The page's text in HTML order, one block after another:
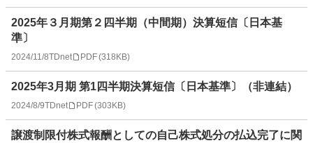
2025年３月期第２四半期（中間期）決算短信〔日本基
準〕
2024/11/8TDnet PDF(318KB)
2025年3月期 第1四半期決算短信〔日本基準〕（非連結）
2024/8/9TDnet PDF(303KB)
譲渡制限付株式報酬としての自己株式処分の払込完了に関